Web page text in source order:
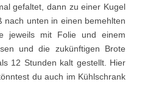
gefaltet, dann zu einer Kugel
nach unten in einen bemehlten
jeweils mit Folie und einem
und die zukünftigen Brote
12 Stunden kalt gestellt. Hier
du auch im Kühlschrank